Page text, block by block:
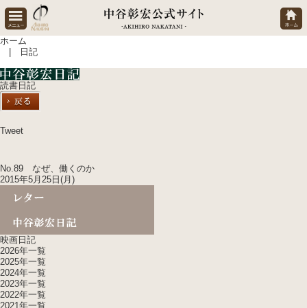
ホーム
| 日記
読書日記
Tweet
No.89 なぜ、働くのか
2015年5月25日(月)
映画日記
2026年一覧
2025年一覧
2024年一覧
2023年一覧
2022年一覧
2021年一覧